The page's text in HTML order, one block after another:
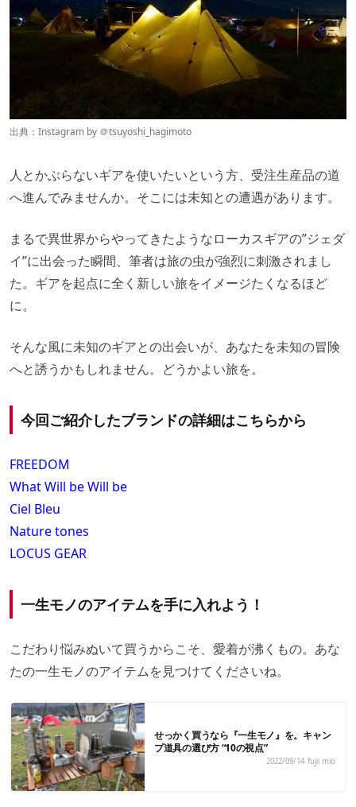
出典：Instagram by ＠tsuyoshi_hagimoto
人とかぶらないギアを使いたいという方、受注生産品の道
へ進んでみませんか。そこには未知との遭遇があります。
まるで異世界からやってきたようなローカスギアの”ジェダ
イ”に出会った瞬間、筆者は旅の虫が強烈に刺激されまし
た。ギアを起点に全く新しい旅をイメージたくなるほど
に。
そんな風に未知のギアとの出会いが、あなたを未知の冒険
へと誘うかもしれません。どうかよい旅を。
今回ご紹介したブランドの詳細はこちらから
FREEDOM
What Will be Will be
Ciel Bleu
Nature tones
LOCUS GEAR
一生モノのアイテムを手に入れよう！
こだわり悩みぬいて買うからこそ、愛着が沸くもの。あな
たの一生モノのアイテムを見つけてくださいね。
せっかく買うなら『一生モノ』を。キャン
プ道具の選び方 “10の視点”
2022/09/14 fujii mio